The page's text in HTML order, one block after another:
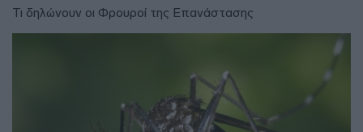
Τι δηλώνουν οι Φρουροί της Επανάστασης